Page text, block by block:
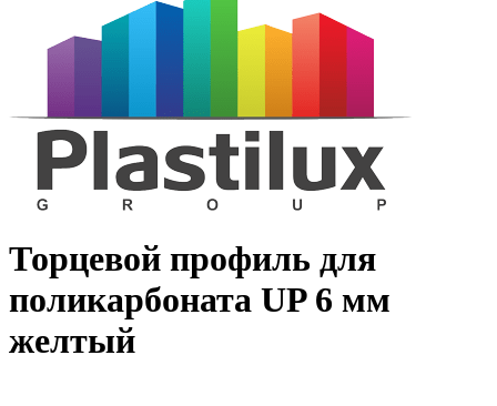
Торцевой профиль для
поликарбоната UP 6 мм
желтый